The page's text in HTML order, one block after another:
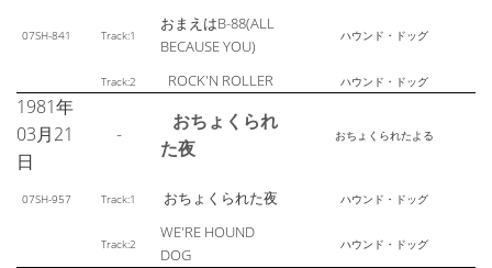
07SH-841 Track:1
おまえはB-88(ALL
BECAUSE YOU)
ハウンド・ドッグ
Track:2 ROCK'N ROLLER ハウンド・ドッグ
1981年
03月21
日
-
おちょくられ
た夜
おちょくられたよる
07SH-957 Track:1 おちょくられた夜 ハウンド・ドッグ
Track:2
WE'RE HOUND
DOG
ハウンド・ドッグ